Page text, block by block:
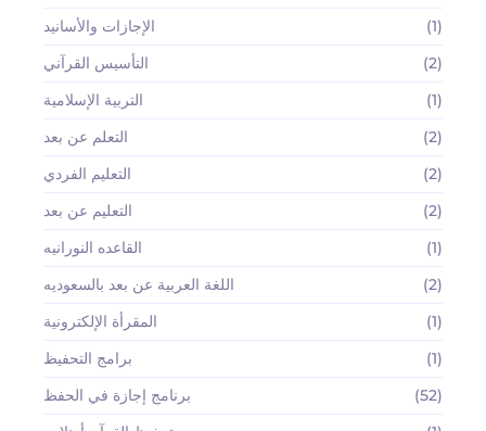
الإجازات والأسانيد
(1)
التأسيس القرآني
(2)
التربية الإسلامية
(1)
التعلم عن بعد
(2)
التعليم الفردي
(2)
التعليم عن بعد
(2)
القاعده النورانيه
(1)
اللغة العربية عن بعد بالسعوديه
(2)
المقرأة الإلكترونية
(1)
برامج التحفيظ
(1)
برنامج إجازة في الحفظ
(52)